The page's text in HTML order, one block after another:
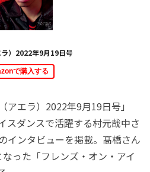
）2022年9月19日号
で購入する
アエラ）2022年9月19日号」
スダンスで活躍する村元哉中さ
インタビューを掲載。髙橋さん
った「フレンズ・オン・アイ